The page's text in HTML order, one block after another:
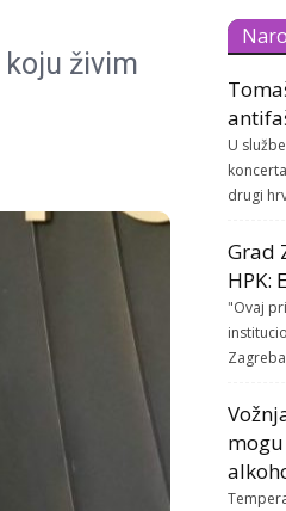
živim
U
drugi
Grad
HPK:
"Ovaj